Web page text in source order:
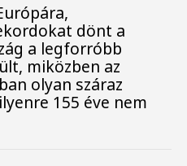
dönt a
a legforróbb
miközben az
olyan száraz
155 éve nem